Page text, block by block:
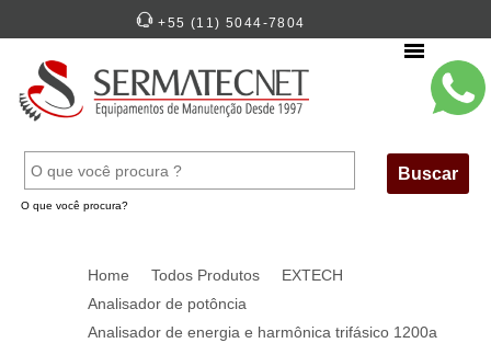
+55 (11) 5044-7804
Menu
O que você procura?
Buscar
Home Todos Produtos
EXTECH
Analisador de potôncia
Analisador de energia e harmônica trifásico 1200a